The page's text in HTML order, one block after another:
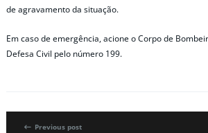
de agravamento da situação.
Em caso de emergência, acione o Corpo de
Defesa Civil pelo número 199.
Previous post